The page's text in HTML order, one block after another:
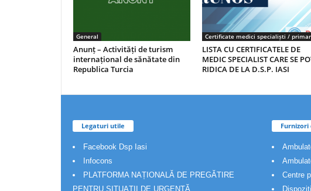
General
Anunț – Activități de turism
internațional de sănătate din
Republica Turcia
Certificate medici specialiști /
LISTA CU CERTIFICATELE DE
MEDIC SPECIALIST CARE SE
RIDICA DE LA D.S.P. IASI
Legaturi utile
Facebook Dsp Iasi
Infocons
PLATFORMA NAȚIONALĂ DE PREGĂTIRE
PENTRU SITUAȚII DE URGENȚĂ
Furnizori
Centre